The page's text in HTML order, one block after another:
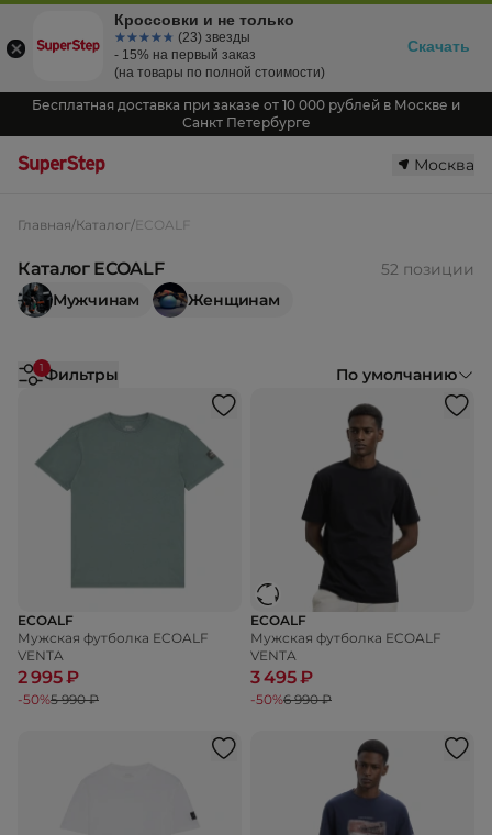
Бесплатная доставка при заказе от 10 000 рублей в Москве и
Санкт Петербурге
Москва
Главная/Каталог/ECOALF
Каталог ECOALF
52 позиции
Мужчинам
Женщинам
1Фильтры По умолчанию
ECOALF
Мужская футболка ECOALF
VENTA
2 995 ₽
-50%5 990 ₽
ECOALF
Мужская футболка ECOALF
VENTA
3 495 ₽
-50%6 990 ₽
Кроссовки и не только
☆☆☆☆☆
★★★★★ (23) звезды
- 15% на первый заказ
(на товары по полной стоимости)
Скачать